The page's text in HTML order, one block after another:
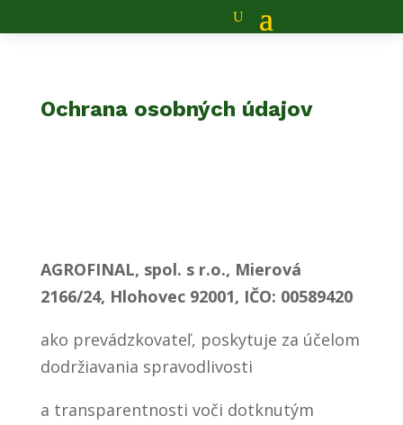
Ochrana osobných údajov
AGROFINAL, spol. s r.o., Mierová
2166/24, Hlohovec 92001, IČO: 00589420
ako prevádzkovateľ, poskytuje za účelom
dodržiavania spravodlivosti
a transparentnosti voči dotknutým